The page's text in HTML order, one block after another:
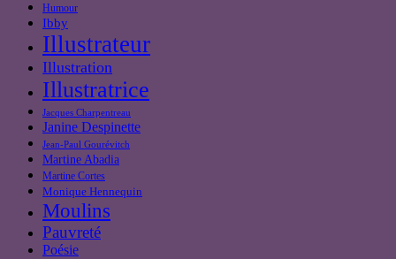
Humour
Ibby
Illustrateur
Illustration
Illustratrice
Jacques Charpentreau
Janine Despinette
Jean-Paul Gourévitch
Martine Abadia
Martine Cortes
Monique Hennequin
Moulins
Pauvreté
Poésie